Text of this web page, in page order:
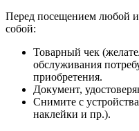
Перед посещением любой
собой:
Товарный чек
обслуживания
приобретения.
Документ,
Снимите с
наклейки и пр.).